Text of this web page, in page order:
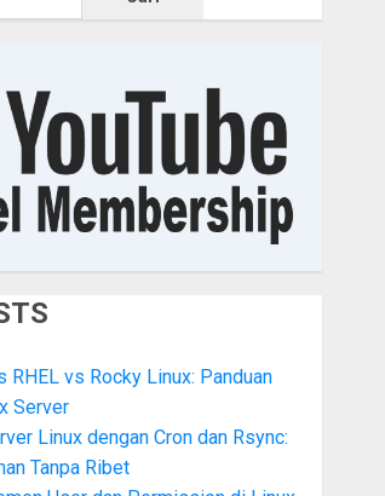
RHEL vs Rocky Linux: Panduan
Server
Linux dengan Cron dan Rsync:
Tanpa Ribet